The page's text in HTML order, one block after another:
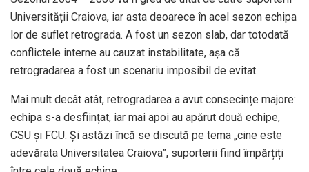
Universității Craiova, iar asta deoarece în acel sezon echipa
lor de suflet retrograda. A fost un sezon slab, dar totodată
conflictele interne au cauzat instabilitate, așa că
retrogradarea a fost un scenariu imposibil de evitat.
Mai mult decât atât, retrogradarea a avut consecințe majore:
echipa s-a desființat, iar mai apoi au apărut două echipe,
CSU și FCU. Și astăzi încă se discută pe tema „cine este
adevărata Universitatea Craiova”, suporterii fiind împărțiți